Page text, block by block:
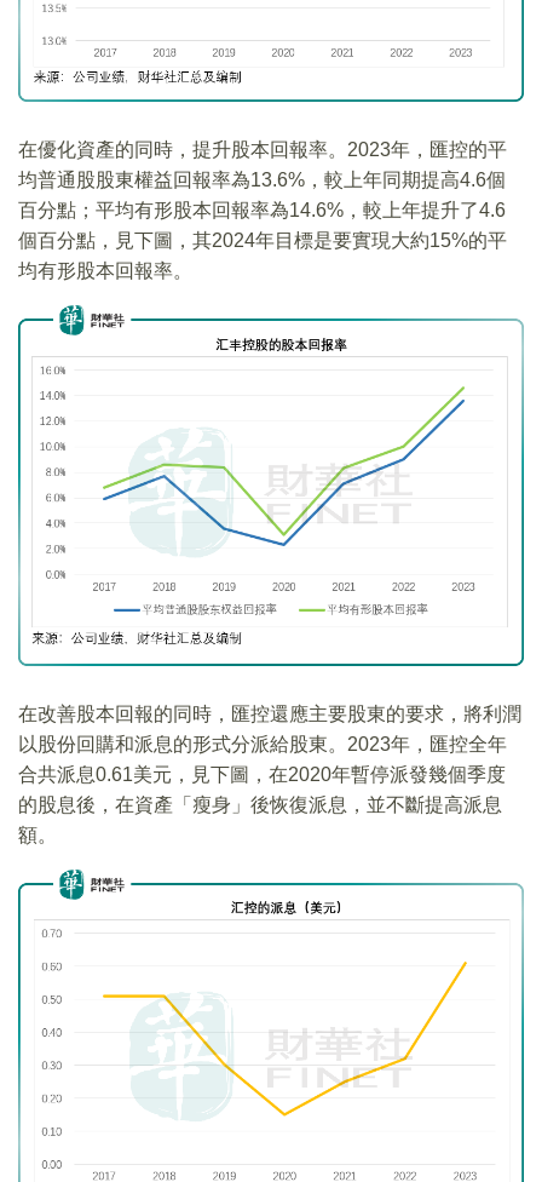
在優化資產的同時，提升股本回報率。2023年，匯控的平
均普通股股東權益回報率為13.6%，較上年同期提高4.6個
百分點；平均有形股本回報率為14.6%，較上年提升了4.6
個百分點，見下圖，其2024年目標是要實現大約15%的平
均有形股本回報率。
在改善股本回報的同時，匯控還應主要股東的要求，將利潤
以股份回購和派息的形式分派給股東。2023年，匯控全年
合共派息0.61美元，見下圖，在2020年暫停派發幾個季度
的股息後，在資產「瘦身」後恢復派息，並不斷提高派息
額。